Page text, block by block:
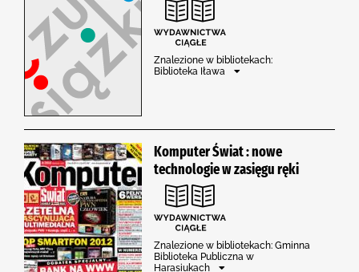
Znalezione w bibliotekach:
Biblioteka Iława
Komputer Świat : nowe
technologie w zasięgu ręki
Znalezione w bibliotekach: Gminna
Biblioteka Publiczna w
Harasiukach